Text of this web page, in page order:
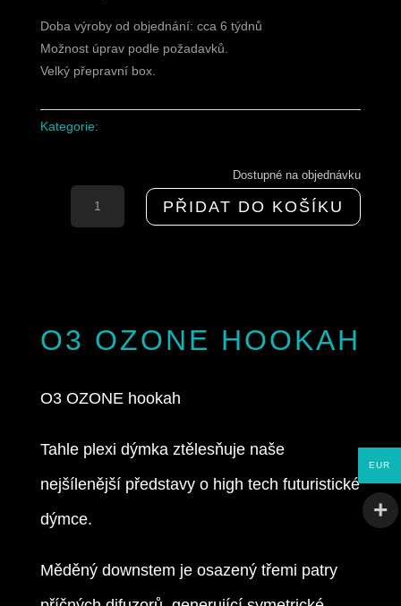
Doba výroby od objednání: cca 6 týdnů
Možnost úprav podle požadavků.
Velký přepravní box.
Kategorie:
Dostupné na objednávku
O3
OZONE
PŘIDAT DO KOŠÍKU
O3 OZONE HOOKAH
O3 OZONE hookah
Tahle plexi dýmka ztělesňuje naše
nejšílenější představy o high tech futuristické
dýmce.
Měděný downstem je osazený třemi patry
EUR